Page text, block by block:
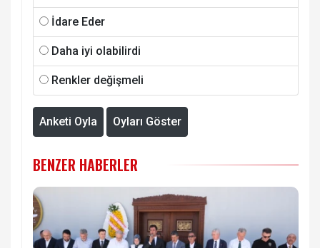
İdare Eder
Daha iyi olabilirdi
Renkler değişmeli
Anketi Oyla Oyları Göster
BENZER HABERLER